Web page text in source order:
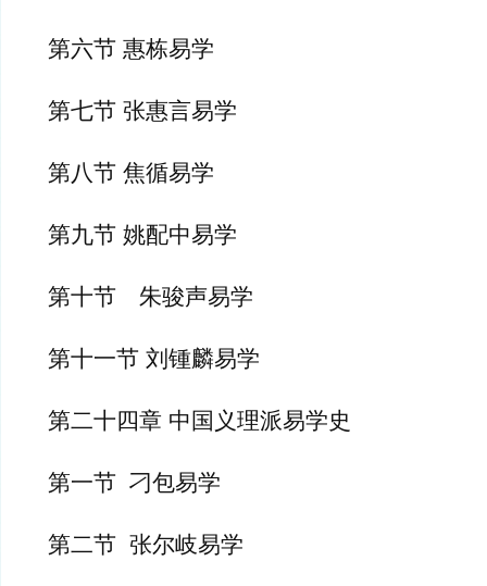
第六节 惠栋易学
第七节 张惠言易学
第八节 焦循易学
第九节 姚配中易学
第十节　朱骏声易学
第十一节 刘锺麟易学
第二十四章 中国义理派易学史
第一节  刁包易学
第二节  张尔岐易学